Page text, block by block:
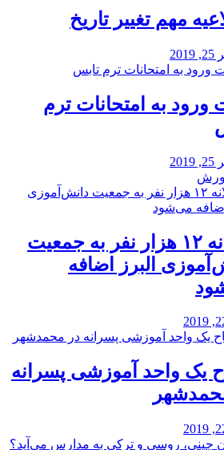
مهم تغییر تاریخ
ورود به امتحانات ترم
️سالانه ۱۲ هزار نفر به جمعیت
البرز اضافه
یک واحد آموزشی پسرانه